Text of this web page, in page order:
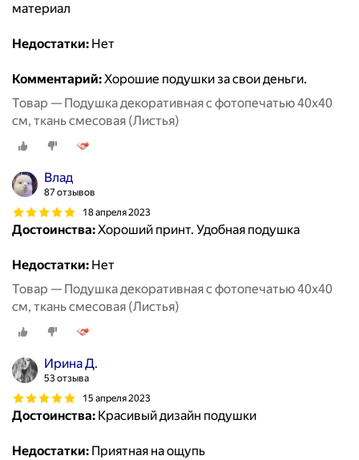
материал
Недостатки: Нет
Комментарий:Хорошие подушки за свои деньги.
Товар — Подушка декоративная с фотопечатью 40х40
см, ткань смесовая (Листья)
Влад
87 отзывов
18 апреля 2023
Достоинства:Хороший принт. Удобная подушка
Недостатки: Нет
Товар — Подушка декоративная с фотопечатью 40х40
см, ткань смесовая (Листья)
Ирина Д.
53 отзыва
15 апреля 2023
Достоинства: Красивый дизайн подушки
Недостатки: Приятная на ощупь